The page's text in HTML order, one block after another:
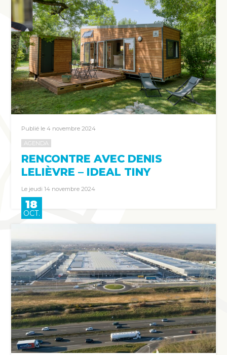
Publié le 4 novembre 2024
AGENDA
RENCONTRE AVEC DENIS
LELIÈVRE – IDEAL TINY
Le jeudi 14 novembre 2024
18
OCT.